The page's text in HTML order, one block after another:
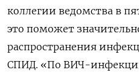
коллегии ведомства в
это поможет
распространения
СПИД. «По ВИЧ-